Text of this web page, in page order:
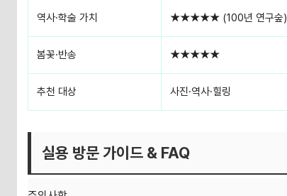
역사·학술 가치 ★★★★★ (100년 연구숲)
봄꽃·반송 ★★★★★
추천 대상 사진·역사·힐링
실용 방문 가이드 & FAQ